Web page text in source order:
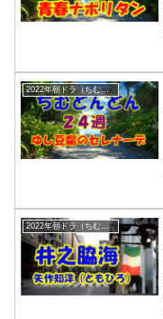
2022年朝ドラ（ちむどんどん）
2022年朝ドラ（ちむどんどん）